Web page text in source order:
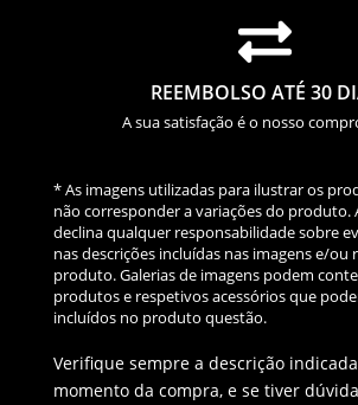

REEMBOLSO ATÉ 30
A sua satisfação é o nosso
* As imagens utilizadas para ilustrar os
não corresponder a variações do produto.
declina qualquer responsabilidade sobre
nas descrições incluídas nas imagens e/ou
produto. Galerias de imagens podem
produtos e respetivos acessórios que
incluídos no produto questão.
Verifique sempre a descrição
momento da compra, e se tiver